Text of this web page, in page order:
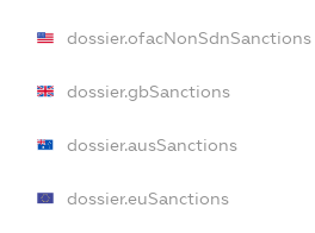
dossier.ofacNonSdnSanctions
dossier.gbSanctions
dossier.ausSanctions
dossier.euSanctions